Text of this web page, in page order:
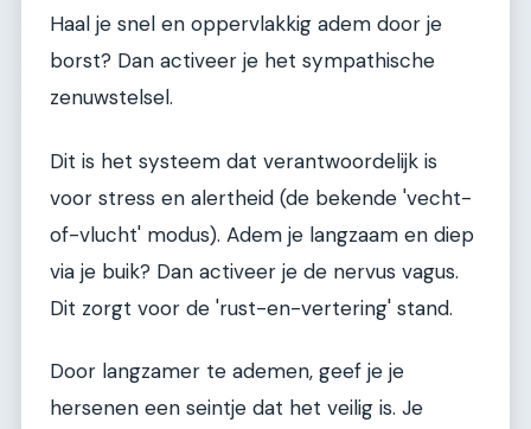
Haal je snel en oppervlakkig adem door je
borst? Dan activeer je het sympathische
zenuwstelsel.
Dit is het systeem dat verantwoordelijk is
voor stress en alertheid (de bekende 'vecht-
of-vlucht' modus). Adem je langzaam en diep
via je buik? Dan activeer je de nervus vagus.
Dit zorgt voor de 'rust-en-vertering' stand.
Door langzamer te ademen, geef je je
hersenen een seintje dat het veilig is. Je